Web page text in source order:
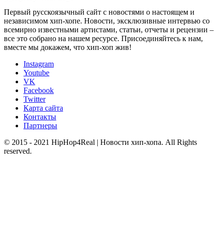
Первый русскоязычный сайт с новостями о настоящем и
независимом хип-хопе. Новости, эксклюзивные интервью со
всемирно известными артистами, статьи, отчеты и рецензии –
все это собрано на нашем ресурсе. Присоединяйтесь к нам,
вместе мы докажем, что хип-хоп жив!
Instagram
Youtube
VK
Facebook
Twitter
Карта сайта
Контакты
Партнеры
© 2015 - 2021 HipHop4Real | Новости хип-хопа. All Rights
reserved.